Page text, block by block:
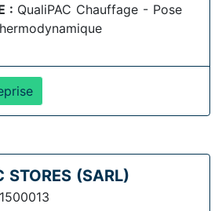
: QualiPAC Chauffage - Pose
STORES (SARL)